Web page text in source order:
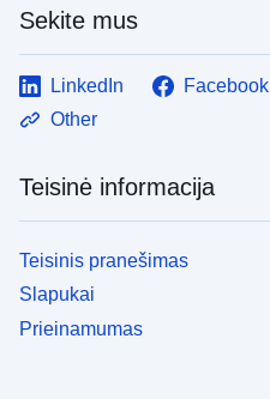
Sekite mus
LinkedIn Facebook
Other
Teisinė informacija
Teisinis pranešimas
Slapukai
Prieinamumas